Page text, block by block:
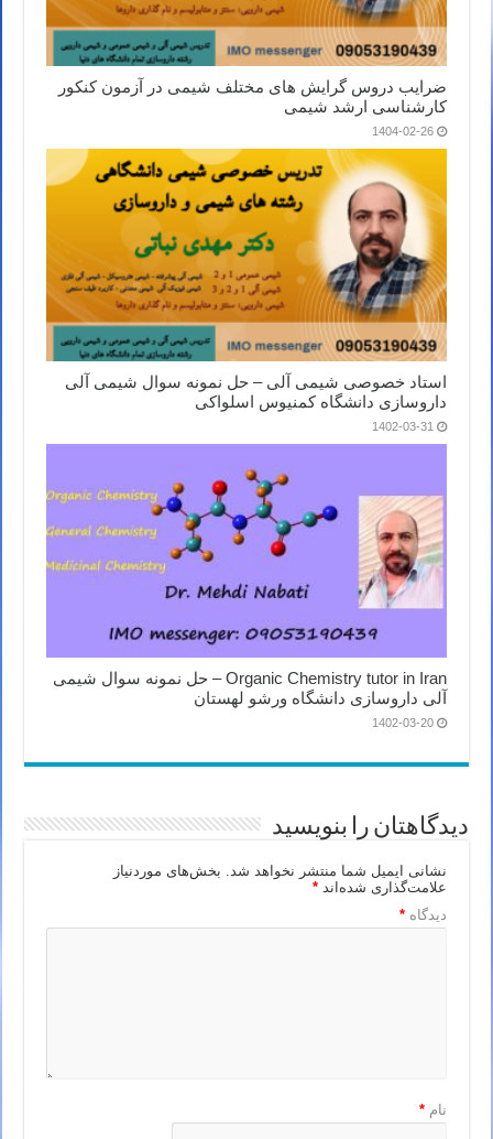
ضرایب دروس گرایش های مختلف شیمی در آزمون کنکور
کارشناسی ارشد شیمی
1404-02-26
استاد خصوصی شیمی آلی – حل نمونه سوال شیمی آلی
داروسازی دانشگاه کمنیوس اسلواکی
1402-03-31
Organic Chemistry tutor in Iran – حل نمونه سوال شیمی
آلی داروسازی دانشگاه ورشو لهستان
1402-03-20
دیدگاهتان را بنویسید
نشانی ایمیل شما منتشر نخواهد شد.
بخش‌های موردنیاز
علامت‌گذاری شده‌اند*
دیدگاه*
نام*